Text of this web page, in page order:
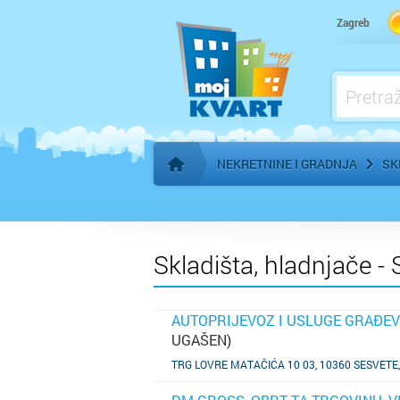
Zagreb
Početna stranica
NEKRETNINE I GRADNJA
Krovopokrivački radovi
Kupaonice, Keramika, Sanitarije - prodaja
Kupaonice, Keramika, Sanitarije -
Skladišta, hladnjače -
AUTOPRIJEVOZ I USLUGE
UGAŠEN)
TRG LOVRE MATAČIĆA 10 03, 10360 SESVETE